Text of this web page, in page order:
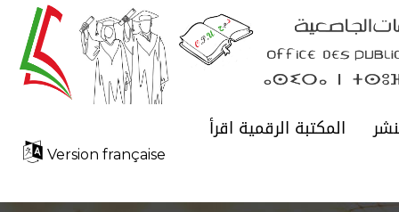
المكتبة الرقمية اقرأ
Version française